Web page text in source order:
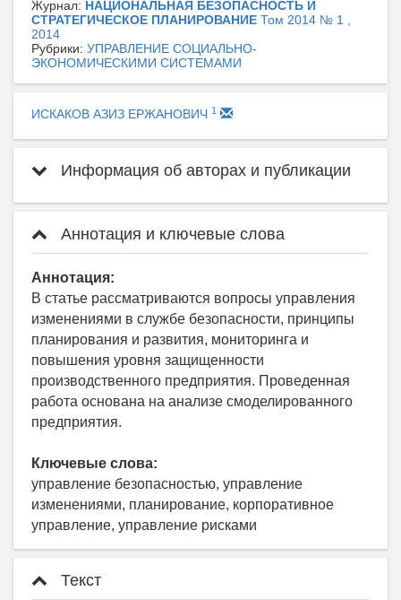
Журнал: НАЦИОНАЛЬНАЯ БЕЗОПАСНОСТЬ И
СТРАТЕГИЧЕСКОЕ ПЛАНИРОВАНИЕ Том 2014 № 1 ,
2014
Рубрики: УПРАВЛЕНИЕ СОЦИАЛЬНО-
ЭКОНОМИЧЕСКИМИ СИСТЕМАМИ
ИСКАКОВ АЗИЗ ЕРЖАНОВИЧ 1
Информация об авторах и публикации
Аннотация и ключевые слова
Аннотация:
В статье рассматриваются вопросы управления
изменениями в службе безопасности, принципы
планирования и развития, мониторинга и
повышения уровня защищенности
производственного предприятия. Проведенная
работа основана на анализе смоделированного
предприятия.
Ключевые слова:
управление безопасностью, управление
изменениями, планирование, корпоративное
управление, управление рисками
Текст